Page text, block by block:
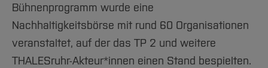
Bühnenprogramm wurde eine
Nachhaltigkeitsbörse mit rund 60 Organisationen
veranstaltet, auf der das TP 2 und weitere
THALESruhr-Akteur*innen einen Stand bespielten.